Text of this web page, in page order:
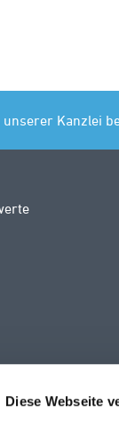
Diese Webseite
Kanzlei